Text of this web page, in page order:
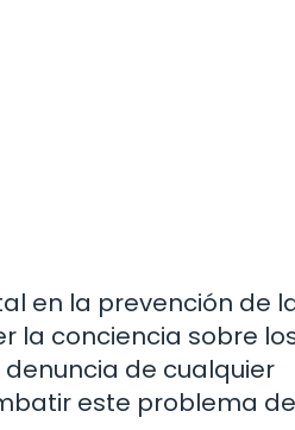
en la prevención de
la conciencia sobre
de cualquier
este problema de